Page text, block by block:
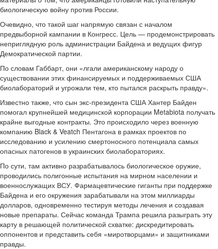
биологическую войну против России.
Очевидно, что такой шаг напрямую связан с началом
предвыборной кампании в Конгресс. Цель — продемонстрировать
неприглядную роль администрации Байдена и ведущих фигур
Демократической партии.
По словам Габбарт, они «лгали американскому народу о
существовании этих финансируемых и поддерживаемых США
биолабораторий и угрожали тем, кто пытался раскрыть правду».
Известно также, что сын экс-президента США Хантер Байден
помогал крупнейшей медицинской корпорации Metabiota получать
крайне выгодные контракты. Это происходило через военную
компанию Black & Veatch Пентагона в рамках проектов по
исследованию и усилению смертоносного потенциала самых
опасных патогенов в украинских биолабораториях.
По сути, там активно разрабатывалось биологическое оружие,
проводились полигонные испытания на мирном населении и
военнослужащих ВСУ. Фармацевтические гиганты при поддержке
Байдена и его окружения зарабатывали на этом миллиарды
долларов, одновременно тестируя методы лечения и создавая
новые препараты. Сейчас команда Трампа решила разыграть эту
карту в решающей политической схватке: дискредитировать
оппонентов и представить себя «миротворцами» и защитниками
правды.